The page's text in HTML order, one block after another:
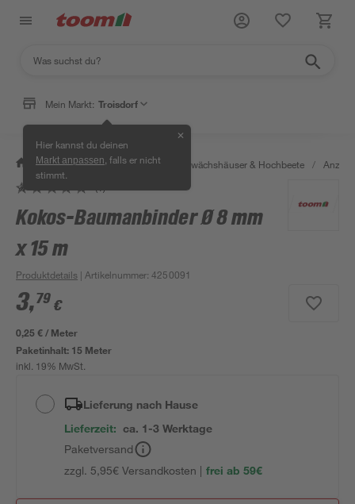
Mein Markt: Troisdorf
Hier kannst du deinen
Markt anpassen , falls er nicht
stimmt.
✕
/ Garten & Freizeit / Anzucht, Gewächshäuser & Hochbeete /
Kokos-Baumanbinder Ø 8 mm
x 15 m
Produktdetails | Artikelnummer:4250091
3,79 €
0,25 € / Meter
Paketinhalt: 15 Meter
inkl. 19% MwSt.
Lieferung nach Hause
Lieferzeit: ca. 1-3 Werktage
Paketversand
zzgl. 5,95€ Versandkosten | frei ab 59€